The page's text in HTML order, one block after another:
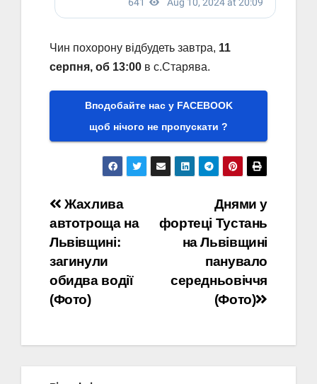
Чин похорону відбудеть завтра, 11
серпня, об 13:00 в с.Старява.
Вподобайте нас у FACEBOOK
щоб нічого не пропускати ?
Навігація
записів
Днями у
фортеці Тустань
на Львівщині
панувало
середньовіччя
(Фото)
Жахлива
автотроща на
Львівщині:
загинули
обидва водії
(Фото)